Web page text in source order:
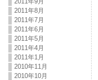
2011年8月
2011年7月
2011年6月
2011年5月
2011年4月
2011年1月
2010年11月
2010年10月